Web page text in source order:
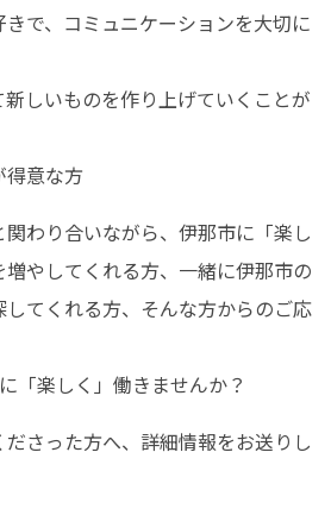
きで、コミュニケーションを大切に
新しいものを作り上げていくことが
得意な方
わり合いながら、伊那市に「楽し
やしてくれる方、一緒に伊那市の
してくれる方、そんな方からのご応
「楽しく」働きませんか？
さった方へ、詳細情報をお送りし